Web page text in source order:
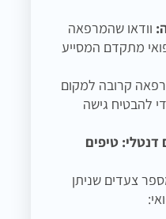
וודאו שהמרפאה
מתקדם המסייע
קרובה למקום
להבטיח גישה
טיפים
צעדים שניתן